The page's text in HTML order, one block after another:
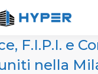
F.I.P.I. e
nella